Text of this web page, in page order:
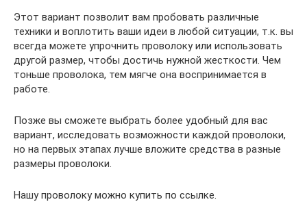
Этот вариант позволит вам пробовать различные
техники и воплотить ваши идеи в любой ситуации, т.к. вы
всегда можете упрочнить проволоку или использовать
другой размер, чтобы достичь нужной жесткости. Чем
тоньше проволока, тем мягче она воспринимается в
работе.
Позже вы сможете выбрать более удобный для вас
вариант, исследовать возможности каждой проволоки,
но на первых этапах лучше вложите средства в разные
размеры проволоки.
Нашу проволоку можно купить по ссылке.